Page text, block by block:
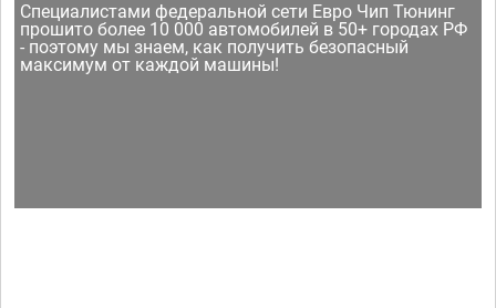
Специалистами федеральной сети Евро Чип Тюнинг
прошито более 10 000 автомобилей в 50+ городах РФ
- поэтому мы знаем, как получить безопасный
максимум от каждой машины!